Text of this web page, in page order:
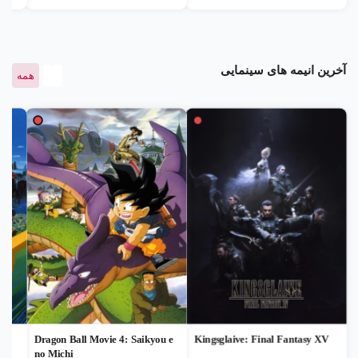
آخرین انیمه های سینمایی همه
Kingsglaive: Final Fantasy XV
این داستان پادشاهی جادویی لوئیس را
روایت می کند که خانه کریستال های
مقدس است. بنابراین این کریستال ها
منابع حیاتی این سرزمین هستند و از
سوی دیگر نشانه قدرت این تمدن
است، اما همیشه افرادی مشتاق به
دست آوردن این گنجینه ها هستند. شاه
رجیس لوئیس و سربازانش برای
نبردی حماسی آماده می شوند، اما...
Dragon Ball Movie 4: Saikyou e
no Michi